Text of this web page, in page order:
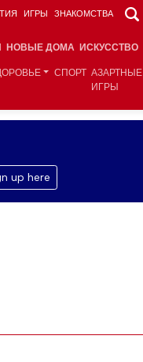
ИГРЫ ЗНАКОМСТВА
НОВЫЕ ДОМА ИСКУССТВО
СПОРТ АЗАРТНЫЕ
ИГРЫ
up here